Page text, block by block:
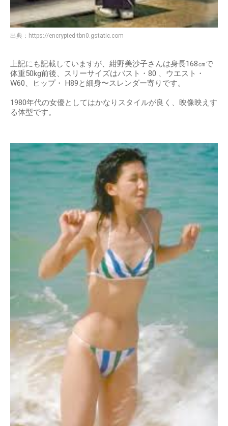
出典： https://encrypted-tbn0.gstatic.com
上記にも記載していますが、紺野美沙子さんは身長168㎝で
体重50kg前後、スリーサイズはバスト・80 、ウエスト・
W60、ヒップ・ H89と細身〜スレンダー寄りです。
1980年代の女優としてはかなりスタイルが良く、映像映えす
る体型です。